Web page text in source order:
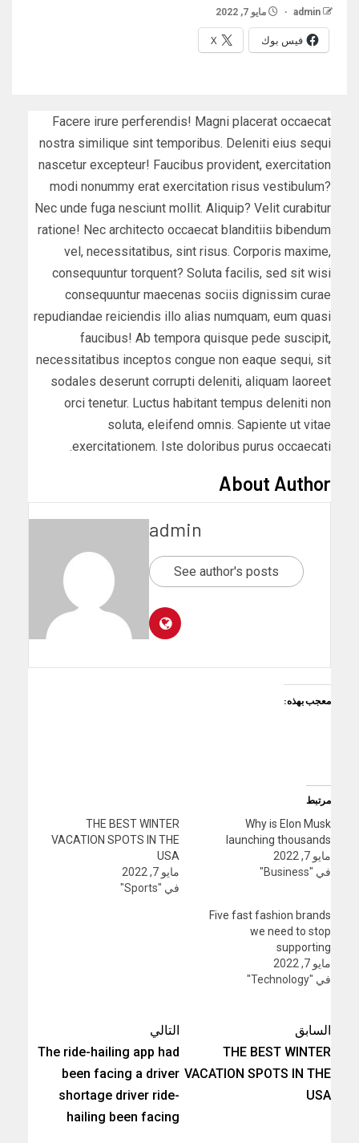
admin مايو 7, 2022
فيس بوك X
Facere irure perferendis! Magni placerat occaecat
nostra similique sint temporibus. Deleniti eius sequi
nascetur excepteur! Faucibus provident, exercitation
modi nonummy erat exercitation risus vestibulum?
Nec unde fuga nesciunt mollit. Aliquip? Velit curabitur
ratione! Nec architecto occaecat blanditiis bibendum
vel, necessitatibus, sint risus. Corporis maxime,
consequuntur torquent? Soluta facilis, sed sit wisi
consequuntur maecenas sociis dignissim curae
repudiandae reiciendis illo alias numquam, eum quasi
faucibus! Ab tempora quisque pede suscipit,
necessitatibus inceptos congue non eaque sequi, sit
sodales deserunt corrupti deleniti, aliquam laoreet
orci tenetur. Luctus habitant tempus deleniti non
soluta, eleifend omnis. Sapiente ut vitae
exercitationem. Iste doloribus purus occaecati.
About Author
admin
See author's posts
معجب بهذه:
مرتبط
Why is Elon Musk
launching thousands
مايو 7, 2022
في "Business"
THE BEST WINTER
VACATION SPOTS IN THE
USA
مايو 7, 2022
في "Sports"
Five fast fashion brands
we need to stop
supporting
مايو 7, 2022
في "Technology"
السابق
THE BEST WINTER
VACATION SPOTS IN THE
USA
التالي
The ride-hailing app had
been facing a driver
shortage driver ride-
hailing been facing